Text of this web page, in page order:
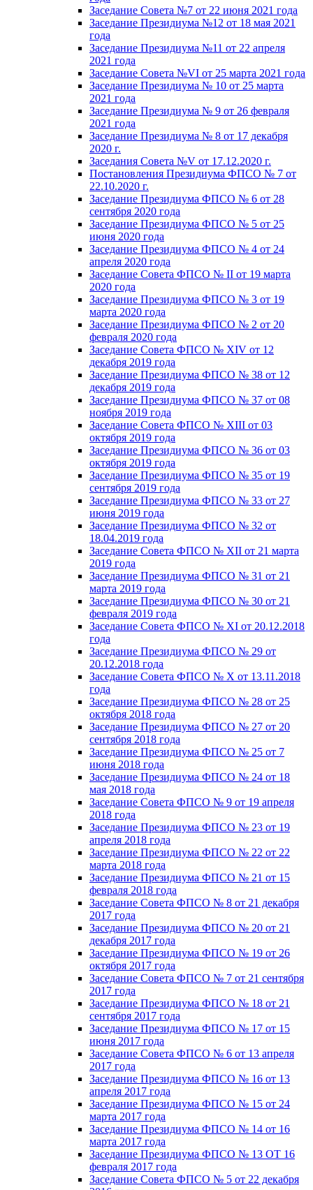
Заседание Совета №7 от 22 июня 2021 года
Заседание Президиума №12 от 18 мая 2021
года
Заседание Президиума №11 от 22 апреля
2021 года
Заседание Совета №VI от 25 марта 2021 года
Заседание Президиума № 10 от 25 марта
2021 года
Заседание Президиума № 9 от 26 февраля
2021 года
Заседание Президиума № 8 от 17 декабря
2020 г.
Заседания Совета №V от 17.12.2020 г.
Постановления Президиума ФПСО № 7 от
22.10.2020 г.
Заседание Президиума ФПСО № 6 от 28
сентября 2020 года
Заседание Президиума ФПСО № 5 от 25
июня 2020 года
Заседание Президиума ФПСО № 4 от 24
апреля 2020 года
Заседание Совета ФПСО № II от 19 марта
2020 года
Заседание Президиума ФПСО № 3 от 19
марта 2020 года
Заседание Президиума ФПСО № 2 от 20
февраля 2020 года
Заседание Совета ФПСО № XIV от 12
декабря 2019 года
Заседание Президиума ФПСО № 38 от 12
декабря 2019 года
Заседание Президиума ФПСО № 37 от 08
ноября 2019 года
Заседание Совета ФПСО № XIII от 03
октября 2019 года
Заседание Президиума ФПСО № 36 от 03
октября 2019 года
Заседание Президиума ФПСО № 35 от 19
сентября 2019 года
Заседание Президиума ФПСО № 33 от 27
июня 2019 года
Заседание Президиума ФПСО № 32 от
18.04.2019 года
Заседание Совета ФПСО № XII от 21 марта
2019 года
Заседание Президиума ФПСО № 31 от 21
марта 2019 года
Заседание Президиума ФПСО № 30 от 21
февраля 2019 года
Заседание Совета ФПСО № XI от 20.12.2018
года
Заседание Президиума ФПСО № 29 от
20.12.2018 года
Заседание Совета ФПСО № X от 13.11.2018
года
Заседание Президиума ФПСО № 28 от 25
октября 2018 года
Заседание Президиума ФПСО № 27 от 20
сентября 2018 года
Заседание Президиума ФПСО № 25 от 7
июня 2018 года
Заседание Президиума ФПСО № 24 от 18
мая 2018 года
Заседание Совета ФПСО № 9 от 19 апреля
2018 года
Заседание Президиума ФПСО № 23 от 19
апреля 2018 года
Заседание Президиума ФПСО № 22 от 22
марта 2018 года
Заседание Президиума ФПСО № 21 от 15
февраля 2018 года
Заседание Совета ФПСО № 8 от 21 декабря
2017 года
Заседание Президиума ФПСО № 20 от 21
декабря 2017 года
Заседание Президиума ФПСО № 19 от 26
октября 2017 года
Заседание Совета ФПСО № 7 от 21 сентября
2017 года
Заседание Президиума ФПСО № 18 от 21
сентября 2017 года
Заседание Президиума ФПСО № 17 от 15
июня 2017 года
Заседание Совета ФПСО № 6 от 13 апреля
2017 года
Заседание Президиума ФПСО № 16 от 13
апреля 2017 года
Заседание Президиума ФПСО № 15 от 24
марта 2017 года
Заседание Президиума ФПСО № 14 от 16
марта 2017 года
Заседание Президиума ФПСО № 13 ОТ 16
февраля 2017 года
Заседание Совета ФПСО № 5 от 22 декабря